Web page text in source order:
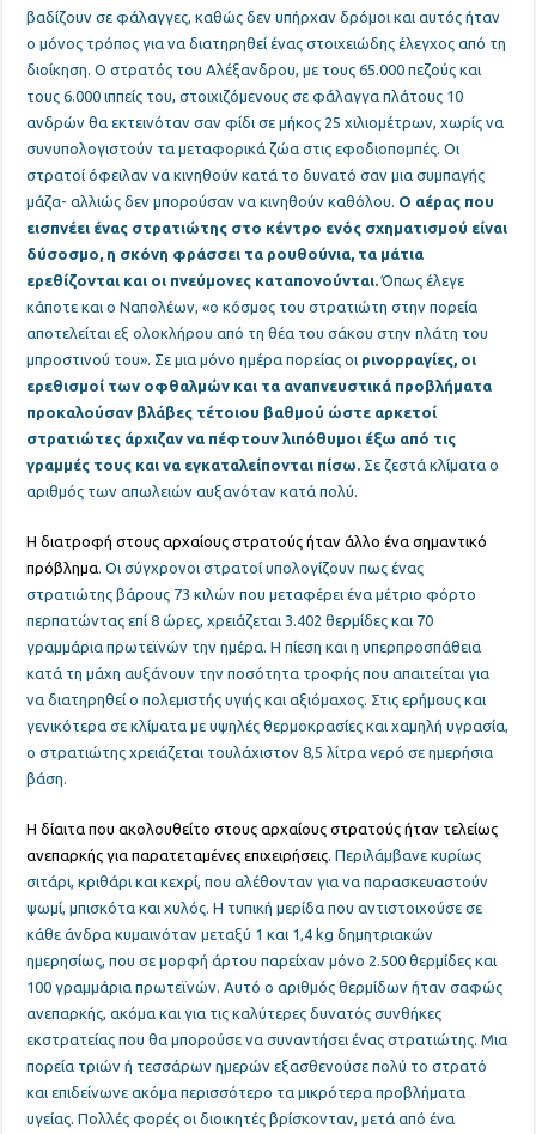
βαδίζουν σε φάλαγγες, καθώς δεν υπήρχαν δρόμοι και αυτός ήταν
ο μόνος τρόπος για να διατηρηθεί ένας στοιχειώδης έλεγχος από τη
διοίκηση. Ο στρατός του Αλέξανδρου, με τους 65.000 πεζούς και
τους 6.000 ιππείς του, στοιχιζόμενους σε φάλαγγα πλάτους 10
ανδρών θα εκτεινόταν σαν φίδι σε μήκος 25 χιλιομέτρων, χωρίς να
συνυπολογιστούν τα μεταφορικά ζώα στις εφοδιοπομπές. Οι
στρατοί όφειλαν να κινηθούν κατά το δυνατό σαν μια συμπαγής
μάζα- αλλιώς δεν μπορούσαν να κινηθούν καθόλου. Ο αέρας που
εισπνέει ένας στρατιώτης στο κέντρο ενός σχηματισμού είναι
δύσοσμο, η σκόνη φράσσει τα ρουθούνια, τα μάτια
ερεθίζονται και οι πνεύμονες καταπονούνται. Όπως έλεγε
κάποτε και ο Ναπολέων, «ο κόσμος του στρατιώτη στην πορεία
αποτελείται εξ ολοκλήρου από τη θέα του σάκου στην πλάτη του
μπροστινού του». Σε μια μόνο ημέρα πορείας οι ρινορραγίες, οι
ερεθισμοί των οφθαλμών και τα αναπνευστικά προβλήματα
προκαλούσαν βλάβες τέτοιου βαθμού ώστε αρκετοί
στρατιώτες άρχιζαν να πέφτουν λιπόθυμοι έξω από τις
γραμμές τους και να εγκαταλείπονται πίσω. Σε ζεστά κλίματα ο
αριθμός των απωλειών αυξανόταν κατά πολύ.
Η διατροφή στους αρχαίους στρατούς ήταν άλλο ένα σημαντικό
πρόβλημα . Οι σύγχρονοι στρατοί υπολογίζουν πως ένας
στρατιώτης βάρους 73 κιλών που μεταφέρει ένα μέτριο φόρτο
περπατώντας επί 8 ώρες, χρειάζεται 3.402 θερμίδες και 70
γραμμάρια πρωτεϊνών την ημέρα. Η πίεση και η υπερπροσπάθεια
κατά τη μάχη αυξάνουν την ποσότητα τροφής που απαιτείται για
να διατηρηθεί ο πολεμιστής υγιής και αξιόμαχος. Στις ερήμους και
γενικότερα σε κλίματα με υψηλές θερμοκρασίες και χαμηλή υγρασία,
ο στρατιώτης χρειάζεται τουλάχιστον 8,5 λίτρα νερό σε ημερήσια
βάση.
Η δίαιτα που ακολουθείτο στους αρχαίους στρατούς ήταν τελείως
ανεπαρκής για παρατεταμένες επιχειρήσεις . Περιλάμβανε κυρίως
σιτάρι, κριθάρι και κεχρί, που αλέθονταν για να παρασκευαστούν
ψωμί, μπισκότα και χυλός. Η τυπική μερίδα που αντιστοιχούσε σε
κάθε άνδρα κυμαινόταν μεταξύ 1 και 1,4 kg δημητριακών
ημερησίως, που σε μορφή άρτου παρείχαν μόνο 2.500 θερμίδες και
100 γραμμάρια πρωτεϊνών. Αυτό ο αριθμός θερμίδων ήταν σαφώς
ανεπαρκής, ακόμα και για τις καλύτερες δυνατός συνθήκες
εκστρατείας που θα μπορούσε να συναντήσει ένας στρατιώτης. Μια
πορεία τριών ή τεσσάρων ημερών εξασθενούσε πολύ το στρατό
και επιδείνωνε ακόμα περισσότερο τα μικρότερα προβλήματα
υγείας. Πολλές φορές οι διοικητές βρίσκονταν, μετά από ένα